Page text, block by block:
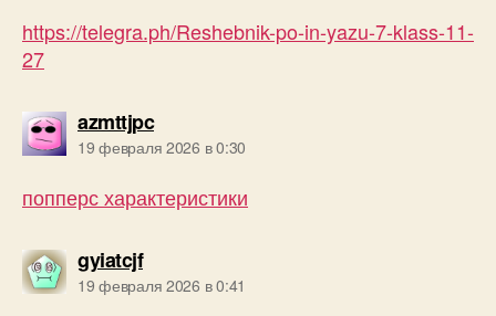
https://telegra.ph/Reshebnik-po-in-yazu-7-klass-11-
27
azmttjpcпишет:
19 февраля 2026 в 0:30
попперс характеристики
gyiatcjfпишет:
19 февраля 2026 в 0:41